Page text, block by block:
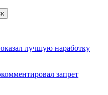
лучшую наработку
запрет